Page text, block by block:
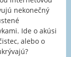
nekonečný
Ide o akúsi
alebo o